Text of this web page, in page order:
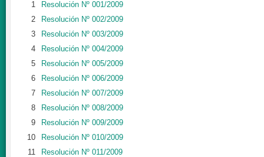
1
Resolución Nº 001/2009
2
Resolución Nº 002/2009
3
Resolución Nº 003/2009
4
Resolución Nº 004/2009
5
Resolución Nº 005/2009
6
Resolución Nº 006/2009
7
Resolución Nº 007/2009
8
Resolución Nº 008/2009
9
Resolución Nº 009/2009
10
Resolución Nº 010/2009
11
Resolución Nº 011/2009